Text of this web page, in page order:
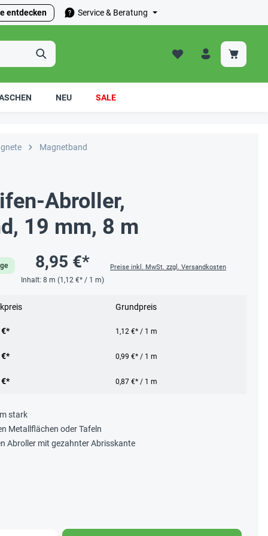
entdecken Service & Beratung
NEU SALE
Magnetband
Abroller,
19 mm, 8 m
8,95 €*
Inhalt: 8 m (1,12 €* / 1 m)
Preise inkl. MwSt. zzgl. Versandkosten
Grundpreis
€* 1,12 €* / 1 m
€* 0,99 €* / 1 m
€* 0,87 €* / 1 m
stark
Metallflächen oder Tafeln
Abroller mit gezahnter Abrisskante